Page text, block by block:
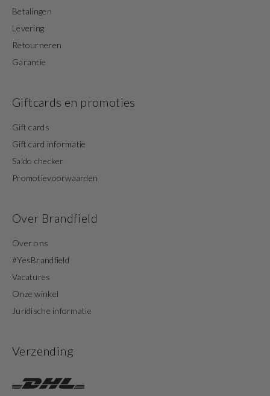
Betalingen
Levering
Retourneren
Garantie
Giftcards en promoties
Gift cards
Gift card informatie
Saldo checker
Promotievoorwaarden
Over Brandfield
Over ons
#YesBrandfield
Vacatures
Onze winkel
Juridische informatie
Verzending